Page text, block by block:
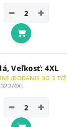
+
−
Do
Veľkosť: 4XL
(DODANIE DO 3
4XL
+
−